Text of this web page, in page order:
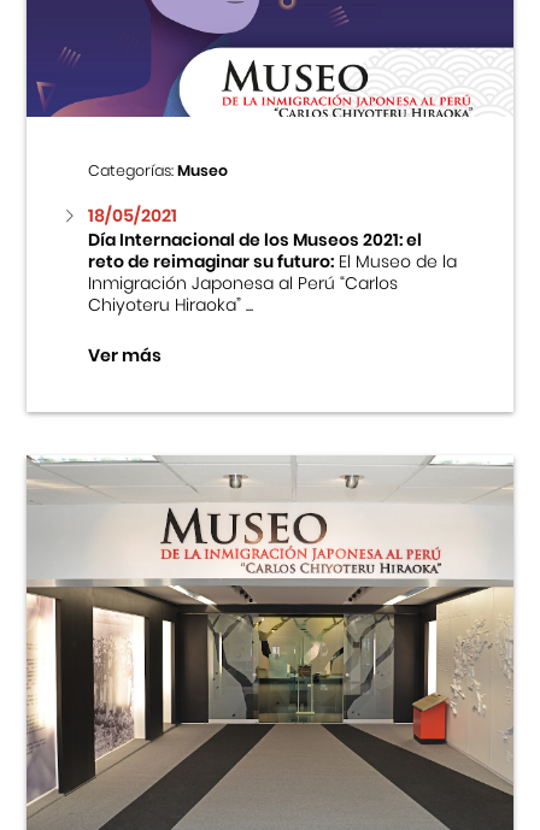
Centro Cultural Peruano Japonés
Cursos
Museo de la Inmigración Japonesa
Fondo Editorial
Teatro Peruano Japonés
Categorías:Museo
18/05/2021
Día Internacional de los Museos 2021: el
reto de reimaginar su futuro:El Museo de la
Inmigración Japonesa al Perú “Carlos
Chiyoteru Hiraoka” ...
Ver más